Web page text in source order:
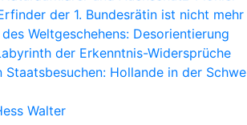
der 1. Bundesrätin ist nicht mehr
Weltgeschehens: Desorientierung
der Erkenntnis-Widersprüche
Staatsbesuchen: Hollande in der
Walter